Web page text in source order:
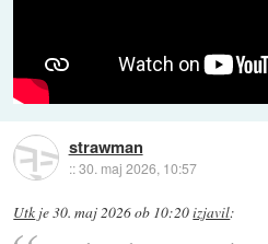
strawman
::30. maj 2026, 10:57
Utk je30. maj 2026 ob 10:20izjavil: